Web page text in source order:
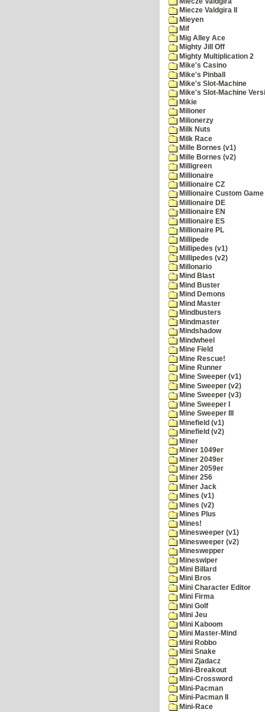
Miecze Valdgira II
Mieyen
Mif
Mig Alley Ace
Mighty Jill Off
Mighty Multiplication 2
Mike's Casino
Mike's Pinball
Mike's Slot-Machine
Mike's Slot-Machine
Mikie
Milioner
Milionerzy
Milk Nuts
Milk Race
Mille Bornes (v1)
Mille Bornes (v2)
Milligreen
Millionaire
Millionaire CZ
Millionaire Custom
Millionaire DE
Millionaire EN
Millionaire ES
Millionaire PL
Millipede
Millipedes (v1)
Millipedes (v2)
Millonario
Mind Blast
Mind Buster
Mind Demons
Mind Master
Mindbusters
Mindmaster
Mindshadow
Mindwheel
Mine Field
Mine Rescue!
Mine Runner
Mine Sweeper (v1)
Mine Sweeper (v2)
Mine Sweeper (v3)
Mine Sweeper I
Mine Sweeper III
Minefield (v1)
Minefield (v2)
Miner
Miner 1049er
Miner 2049er
Miner 2059er
Miner 256
Miner Jack
Mines (v1)
Mines (v2)
Mines Plus
Mines!
Minesweeper (v1)
Minesweeper (v2)
Mineswepper
Mineswiper
Mini Billard
Mini Bros
Mini Character Editor
Mini Firma
Mini Golf
Mini Jeu
Mini Kaboom
Mini Master-Mind
Mini Robbo
Mini Snake
Mini Zjadacz
Mini-Breakout
Mini-Crossword
Mini-Pacman
Mini-Pacman II
Mini-Race